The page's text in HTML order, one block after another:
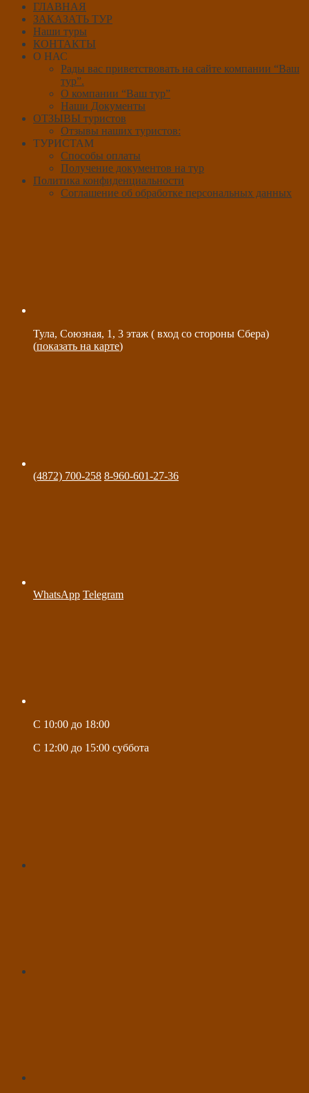
ГЛАВНАЯ
ЗАКАЗАТЬ ТУР
Наши туры
КОНТАКТЫ
О НАС
Рады вас приветствовать на сайте компании “Ваш
тур”.
О компании “Ваш тур”
Наши Документы
ОТЗЫВЫ туристов
Отзывы наших туристов:
ТУРИСТАМ
Способы оплаты
Получение документов на тур
Политика конфиденциальности
Соглашение об обработке персональных данных
Тула, Союзная, 1, 3 этаж ( вход со стороны Сбера)
(показать на карте)
(4872) 700-258 8-960-601-27-36
WhatsApp Telegram
C 10:00 до 18:00
C 12:00 до 15:00 суббота